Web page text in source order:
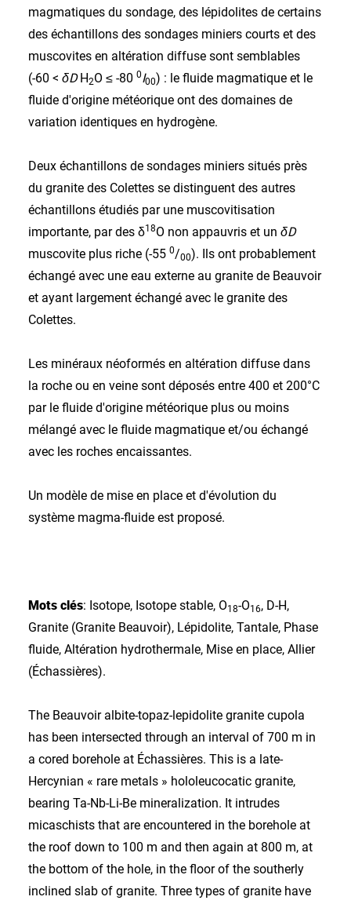
magmatiques du sondage, des lépidolites de certains
des échantillons des sondages miniers courts et des
muscovites en altération diffuse sont semblables
(-60 < δDH2O ≤ -80 0I00) : le fluide magmatique et le
fluide d'origine météorique ont des domaines de
variation identiques en hydrogène.
Deux échantillons de sondages miniers situés près
du granite des Colettes se distinguent des autres
échantillons étudiés par une muscovitisation
importante, par des δ18O non appauvris et un δD
muscovite plus riche (-55 0/00). Ils ont probablement
échangé avec une eau externe au granite de Beauvoir
et ayant largement échangé avec le granite des
Colettes.
Les minéraux néoformés en altération diffuse dans
la roche ou en veine sont déposés entre 400 et 200°C
par le fluide d'origine météorique plus ou moins
mélangé avec le fluide magmatique et/ou échangé
avec les roches encaissantes.
Un modèle de mise en place et d'évolution du
système magma-fluide est proposé.
Mots clés: Isotope, Isotope stable, O18-O16, D-H,
Granite (Granite Beauvoir), Lépidolite, Tantale, Phase
fluide, Altération hydrothermale, Mise en place, Allier
(Échassières).
The Beauvoir albite-topaz-lepidolite granite cupola
has been intersected through an interval of 700 m in
a cored borehole at Échassières. This is a late-
Hercynian « rare metals » hololeucocatic granite,
bearing Ta-Nb-Li-Be mineralization. It intrudes
micaschists that are encountered in the borehole at
the roof down to 100 m and then again at 800 m, at
the bottom of the hole, in the floor of the southerly
inclined slab of granite. Three types of granite have